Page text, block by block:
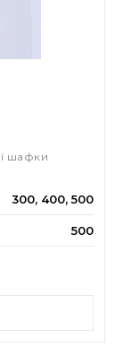
шафки
300, 400, 500
500